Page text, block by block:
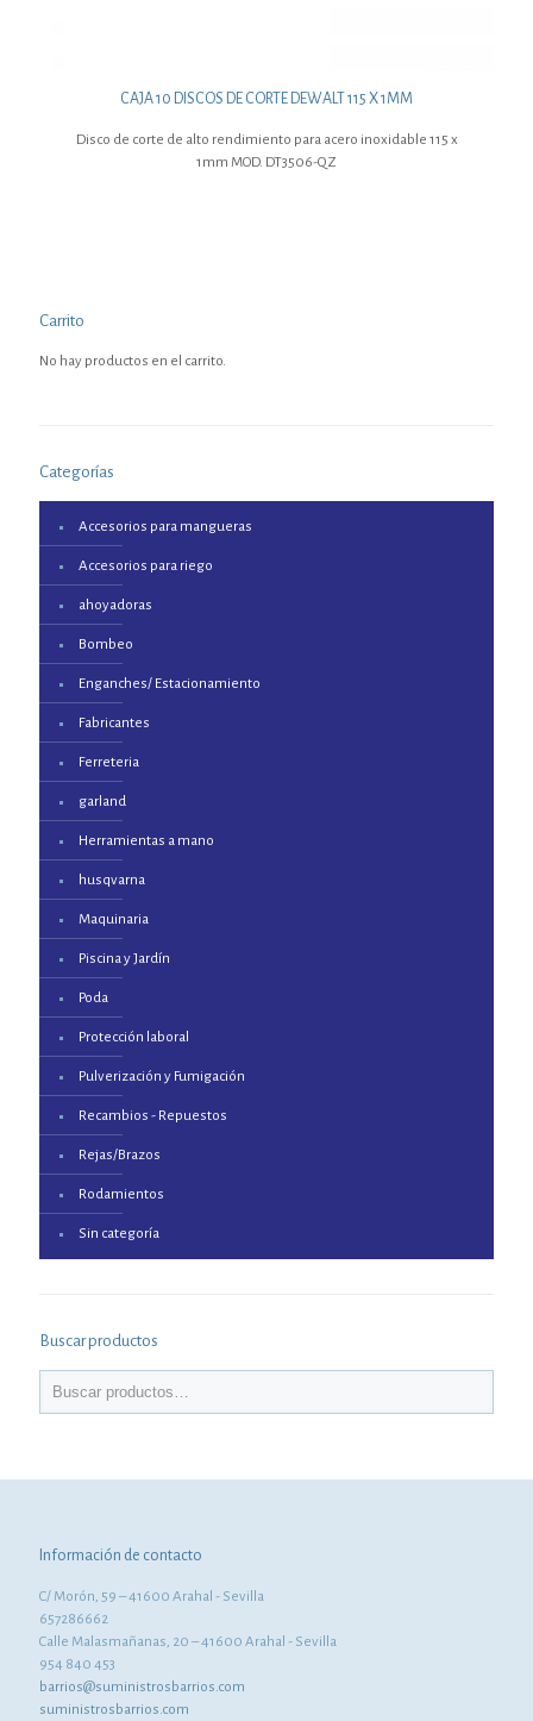
CAJA 10 DISCOS DE CORTE DEWALT 115 X 1MM
Disco de corte de alto rendimiento para acero inoxidable 115 x
1mm MOD. DT3506-QZ
Carrito
No hay productos en el carrito.
Categorías
Accesorios para mangueras
Accesorios para riego
ahoyadoras
Bombeo
Enganches/ Estacionamiento
Fabricantes
Ferreteria
garland
Herramientas a mano
husqvarna
Maquinaria
Piscina y Jardín
Poda
Protección laboral
Pulverización y Fumigación
Recambios - Repuestos
Rejas/Brazos
Rodamientos
Sin categoría
Buscar productos
Información de contacto
C/ Morón, 59 – 41600 Arahal - Sevilla
657286662
Calle Malasmañanas, 20 – 41600 Arahal - Sevilla
954 840 453
barrios@suministrosbarrios.com
suministrosbarrios.com